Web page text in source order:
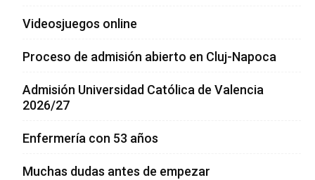
Videosjuegos online
Proceso de admisión abierto en Cluj-Napoca
Admisión Universidad Católica de Valencia
2026/27
Enfermería con 53 años
Muchas dudas antes de empezar